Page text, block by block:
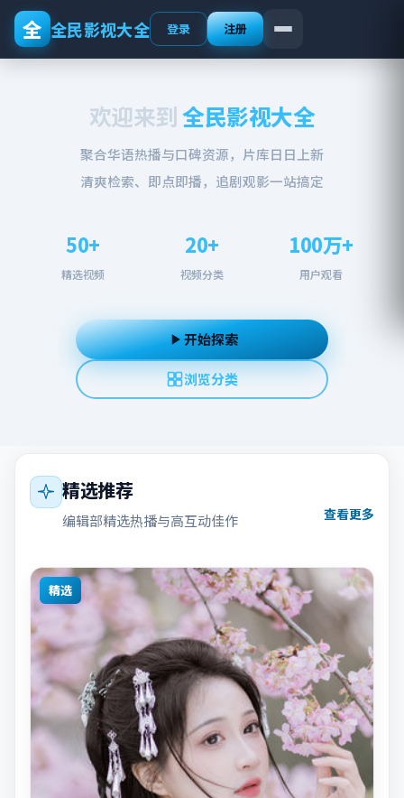
全 全民影视大全 登录 注册
欢迎来到全民影视大全
聚合华语热播与口碑资源，片库日日上新
清爽检索、即点即播，追剧观影一站搞定
50+
精选视频
20+
视频分类
100万+
用户观看
开始探索
浏览分类
精选推荐
编辑部精选热播与高互动佳作 查看更多
精选